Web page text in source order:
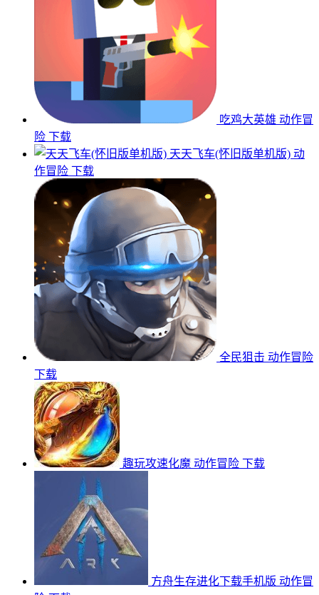
吃鸡大英雄 动作冒
险 下载
天天飞车(怀旧版单机版) 动
作冒险 下载
全民狙击 动作冒险
下载
趣玩攻速化魔 动作冒险 下载
方舟生存进化下载手机版 动作冒